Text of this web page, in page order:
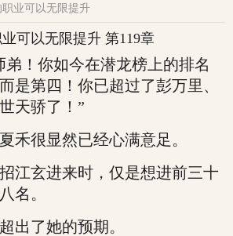
职业可以无限提升
可以无限提升 第119章
！你如今在潜龙榜上的排名
是第四！你已超过了彭万里、
天骄了！”
很显然已经心满意足。
玄进来时，仅是想进前三十
名。
了她的预期。